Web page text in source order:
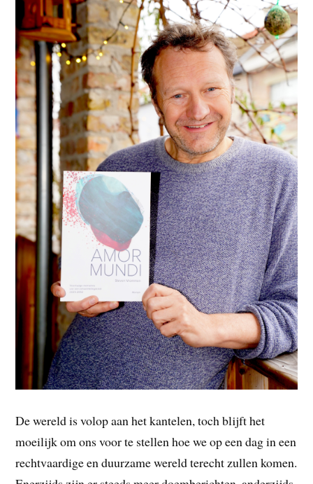
De wereld is volop aan het kantelen, toch blijft het
moeilijk om ons voor te stellen hoe we op een dag in een
rechtvaardige en duurzame wereld terecht zullen komen.